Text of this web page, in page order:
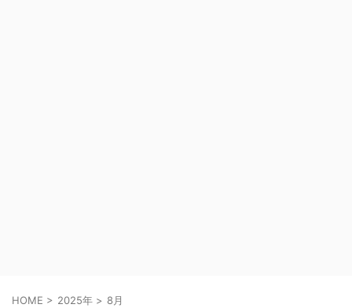
HOME > 2025年 > 8月